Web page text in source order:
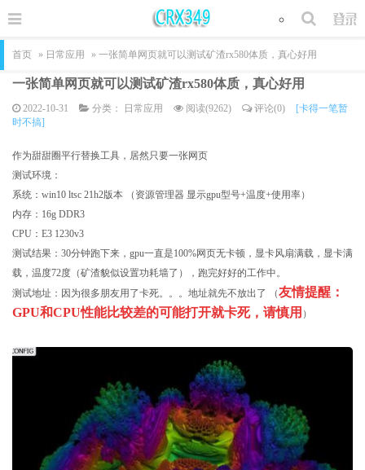
首页 » 日常应用 » 一张简单网页就可以测试矿渣rx580体质，真心好用
一张简单网页就可以测试矿渣rx580体质，真心好用
2022-10-31 分类： 日常应用 阅读(9262) 评论(0)
[卡得一笔暂
时不搞]
作为甜甜圈平行替换工具，居然只要一张网页
测试环境：
系统：win10 ltsc 21h2版本 （资源管理器 显示gpu型号+温度+使用率）
内存：16g DDR3
CPU：E3 1230v3
测试结果：30分钟跑下来，gpu一直是100%网页无卡顿，显卡风扇满载，显卡满
载，温度72度（矿渣貌似设置功耗墙了），跑完好好的工作中。
测试地址：因为很多朋友用了卡死。。。地址就先不放出了 （友情提醒：
GPU和CPU性能比较差的可能打开就卡死，请慎用 ）